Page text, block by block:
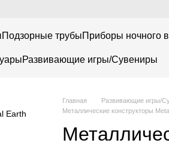
Подзорные трубыПриборы ночного
Развивающие игры/Сувениры
Главная Развивающие игры/
Металлические конструкторы